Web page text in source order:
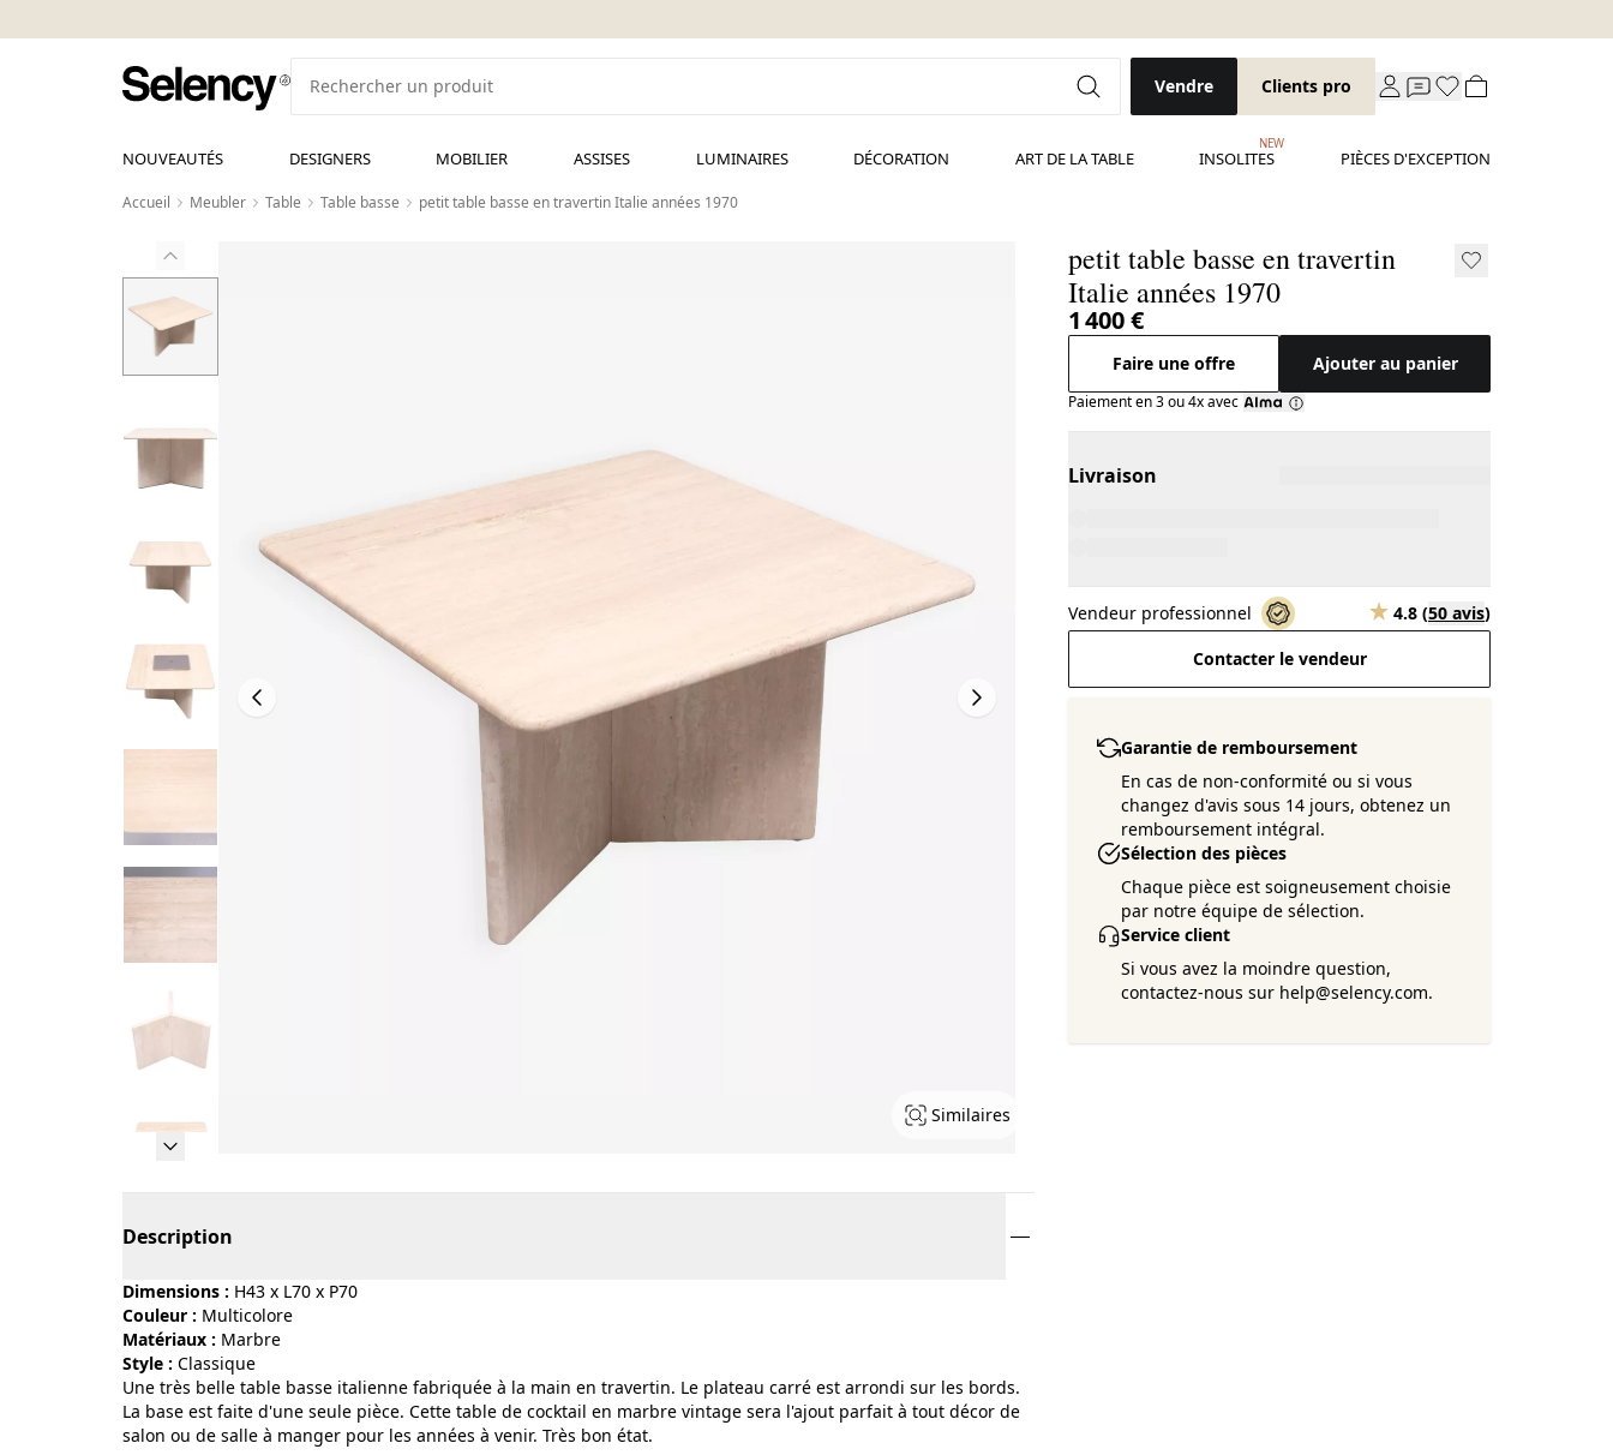
Vendre Clients pro
NOUVEAUTÉS DESIGNERS MOBILIER ASSISES LUMINAIRES DÉCORATION ART DE LA TABLE INSOLITES
NEW
PIÈCES D'EXCEPTION
Accueil Meubler Table Table basse petit table basse en travertin Italie années 1970
Similaires
petit table basse en travertin
Italie années 1970
1 400 €
Faire une offre Ajouter au panier
Paiement en 3 ou 4x avec
Livraison
Vendeur professionnel 4.8 (50 avis)
Contacter le vendeur
Garantie de remboursement
En cas de non-conformité ou si vous
changez d'avis sous 14 jours, obtenez un
remboursement intégral.
Sélection des pièces
Chaque pièce est soigneusement choisie
par notre équipe de sélection.
Service client
Si vous avez la moindre question,
contactez-nous sur help@selency.com.
Description
Dimensions : H43 x L70 x P70
Couleur :
multicolore
Matériaux :
marbre
Style :
classique
Une très belle table basse italienne fabriquée à la main en travertin. Le plateau carré est arrondi sur les bords.
La base est faite d'une seule pièce. Cette table de cocktail en marbre vintage sera l'ajout parfait à tout décor de
salon ou de salle à manger pour les années à venir. Très bon état.